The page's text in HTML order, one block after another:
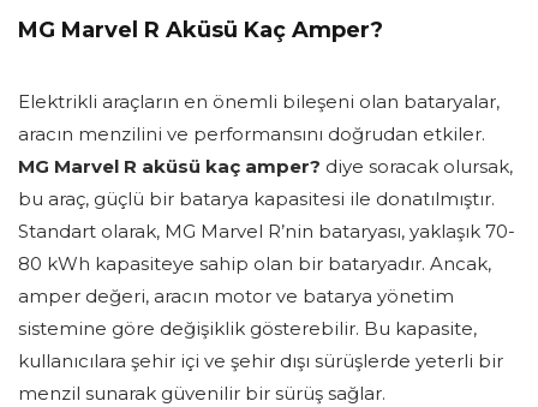
MG Marvel R Aküsü Kaç Amper?
Elektrikli araçların en önemli bileşeni olan bataryalar,
aracın menzilini ve performansını doğrudan etkiler.
MG Marvel R aküsü kaç amper? diye soracak olursak,
bu araç, güçlü bir batarya kapasitesi ile donatılmıştır.
Standart olarak, MG Marvel R’nin bataryası, yaklaşık 70-
80 kWh kapasiteye sahip olan bir bataryadır. Ancak,
amper değeri, aracın motor ve batarya yönetim
sistemine göre değişiklik gösterebilir. Bu kapasite,
kullanıcılara şehir içi ve şehir dışı sürüşlerde yeterli bir
menzil sunarak güvenilir bir sürüş sağlar.